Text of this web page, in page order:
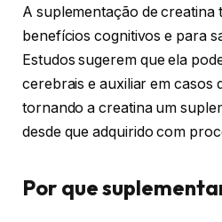
A suplementação de creatina
benefícios cognitivos e para
Estudos sugerem que ela
cerebrais e auxiliar em casos
tornando a creatina um
desde que adquirido com
Por que